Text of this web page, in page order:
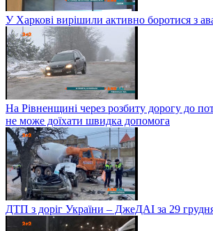
У Харкові вирішили активно боротися з
На Рівненщині через розбиту дорогу до
не може доїхати швидка допомога
ДТП з доріг України – ДжеДАІ за 29